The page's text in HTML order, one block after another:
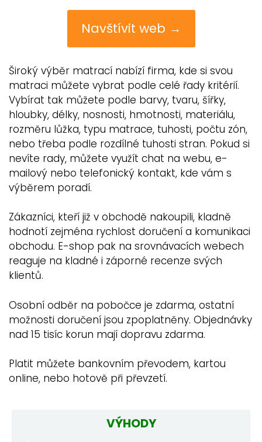
Navštívit web →
Široký výběr matrací nabízí firma, kde si svou
matraci můžete vybrat podle celé řady kritérií.
Vybírat tak můžete podle barvy, tvaru, šířky,
hloubky, délky, nosnosti, hmotnosti, materiálu,
rozměru lůžka, typu matrace, tuhosti, počtu zón,
nebo třeba podle rozdílné tuhosti stran. Pokud si
nevíte rady, můžete využít chat na webu, e-
mailový nebo telefonický kontakt, kde vám s
výběrem poradí.
Zákazníci, kteří již v obchodě nakoupili, kladně
hodnotí zejména rychlost doručení a komunikaci
obchodu. E-shop pak na srovnávacích webech
reaguje na kladné i záporné recenze svých
klientů.
Osobní odběr na pobočce je zdarma, ostatní
možnosti doručení jsou zpoplatněny. Objednávky
nad 15 tisíc korun mají dopravu zdarma.
Platit můžete bankovním převodem, kartou
online, nebo hotově při převzetí.
VÝHODY